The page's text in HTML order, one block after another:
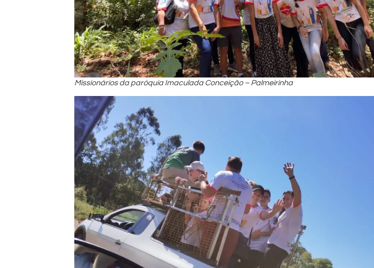
Missionários da paróquia Imaculada Conceição – Palmeirinha